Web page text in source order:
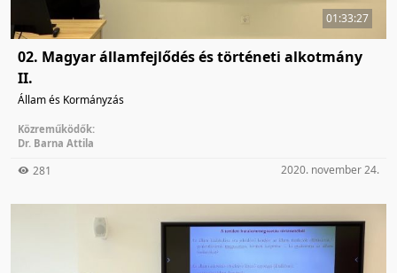
01:33:27
02. Magyar államfejlődés és történeti alkotmány
II.
Állam és Kormányzás
Közreműködők:
Dr. Barna Attila
281 2020. november 24.